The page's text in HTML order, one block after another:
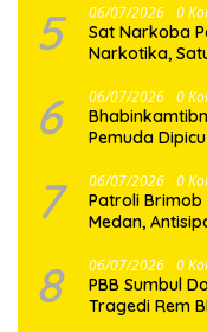
5 06/07/2026 0
Sat Narkoba
Narkotika,
6 06/07/2026 0
Pemuda
7 06/07/2026 0
Patroli Brimob
Medan,
8 06/07/2026 0
PBB Sumbul
Tragedi Rem